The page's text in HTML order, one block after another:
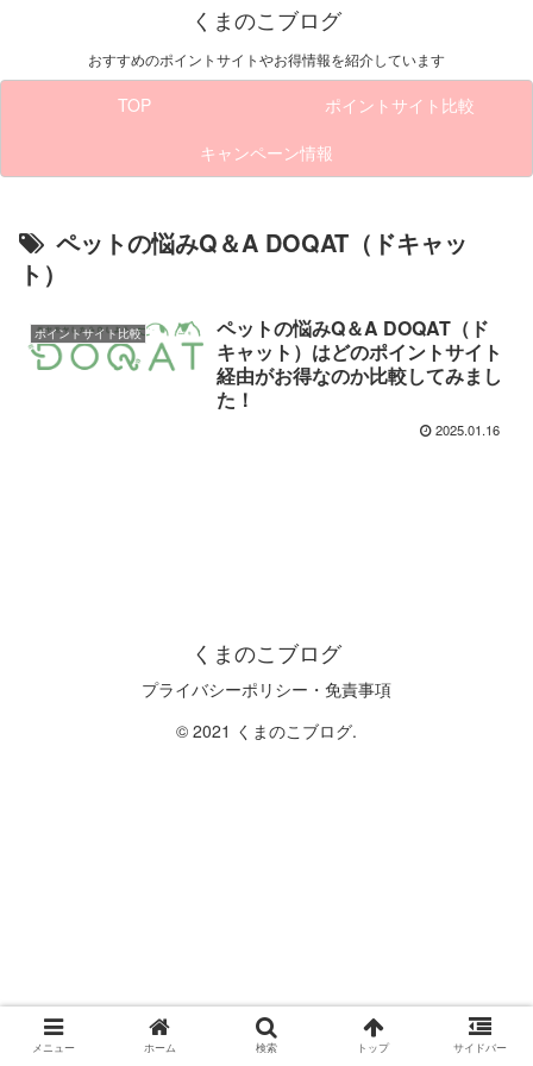
くまのこブログ
おすすめのポイントサイトやお得情報を紹介しています
TOP
ポイントサイト比較
キャンペーン情報
ペットの悩みQ＆A DOQAT（ドキャッ
ト）
ポイントサイト比較
ペットの悩みQ＆A DOQAT（ド
キャット）はどのポイントサイト
経由がお得なのか比較してみまし
た！
2025.01.16
くまのこブログ
プライバシーポリシー・免責事項
© 2021 くまのこブログ.
メニュー ホーム 検索 トップ サイドバー